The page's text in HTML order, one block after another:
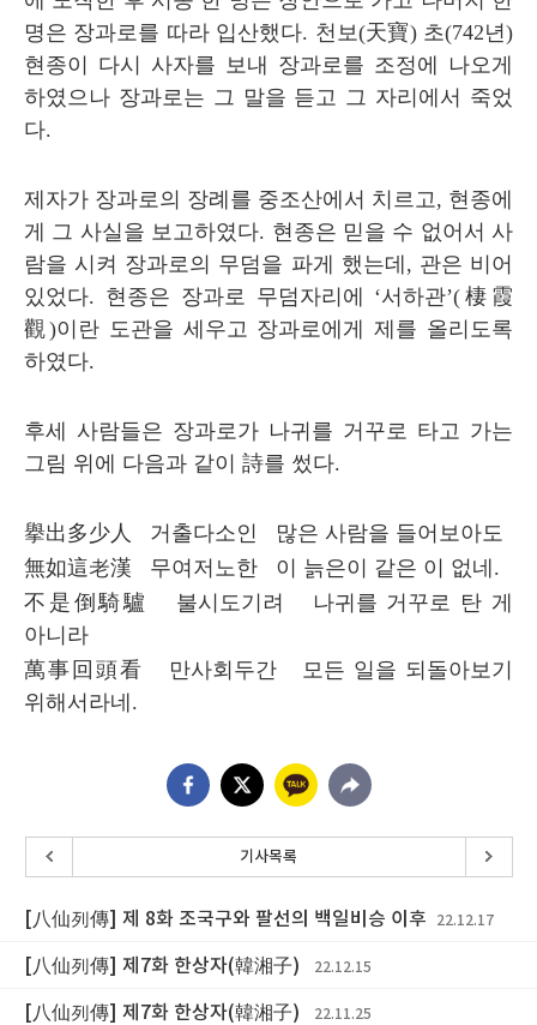
명은 장과로를 따라 입산했다. 천보(天寶) 초(742년)
현종이 다시 사자를 보내 장과로를 조정에 나오게
하였으나 장과로는 그 말을 듣고 그 자리에서 죽었
다.
제자가 장과로의 장례를 중조산에서 치르고, 현종에
게 그 사실을 보고하였다. 현종은 믿을 수 없어서 사
람을 시켜 장과로의 무덤을 파게 했는데 , 관은 비어
있었다. 현종은 장과로 무덤자리에 ‘서하관’( 棲霞
觀)이란 도관을 세우고 장과로에게 제를 올리도록
하였다.
후세 사람들은 장과로가 나귀를 거꾸로 타고 가는
그림 위에 다음과 같이 詩를 썼다.
擧出多少人 거출다소인 많은 사람을 들어보아도
無如這老漢 무여저노한 이 늙은이 같은 이 없네 .
不是倒騎驢 불시도기려 나귀를 거꾸로 탄 게
아니라
萬事回頭看 만사회두간 모든 일을 되돌아보기
위해서라네 .
기사목록
[八仙列傳] 제 8화 조국구와 팔선의 백일비승 이후 22.12.17
[八仙列傳] 제7화 한상자(韓湘子) 22.12.15
[八仙列傳] 제7화 한상자(韓湘子) 22.11.25